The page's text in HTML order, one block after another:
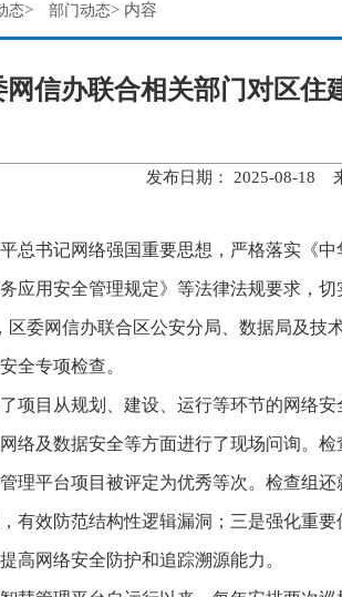
态> 部门动态> 内容
网信办联合相关部门对区
发布日期： 2025-08-18
总书记网络强国重要思想，严格落实《
应用安全管理规定》等法律法规要求，
区委网信办联合区公安分局、数据局及
全专项检查。
项目从规划、建设、运行等环节的网络
络及数据安全等方面进行了现场问询。
理平台项目被评定为优秀等次。检查组
有效防范结构性逻辑漏洞；三是强化重
高网络安全防护和追踪溯源能力。